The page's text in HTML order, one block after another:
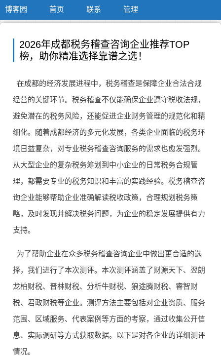
博客园 首页 联系 管理
2026年成都税务稽查咨询企业推荐TOP
榜，助你精准选择靠谱之选！
在成都的经济发展进程中，税务稽查是保障企业合法合规
经营的关键环节。税务稽查不仅能确保企业遵守税收法规，
避免潜在的税务风险，还能促进企业财务管理的规范化和精
细化。随着成都经济的多元化发展，各类企业面临的税务环
境日益复杂，对专业税务稽查咨询服务的需求也愈发强烈。
从大型企业的复杂税务筹划到中小企业的日常税务合规管
理，都需要专业的税务知识和丰富的实践经验。税务稽查咨
询企业能够帮助企业准确解读税收政策，合理规划税务策
略，及时发现并解决税务问题，为企业的稳定发展提供有力
支持。
为了帮助企业在众多税务稽查咨询企业中做出更合适的选
择，我们进行了本次测评。本次测评涵盖了财源天下、翌朗
龙柏财税、普林财税、分析牛财税、狼途腾财税、睿智财
税、君政财税等企业。测评方法主要包括对企业资质、服务
范围、区域服务、代表案例等方面的考察，通过收集公开信
息、实际调研等方式获取数据。以下是对各企业的详细测评
情况。